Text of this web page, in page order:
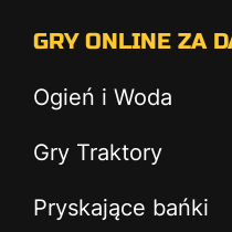
GRY ONLINE ZA
Ogień i Woda
Gry Traktory
Pryskające bańki